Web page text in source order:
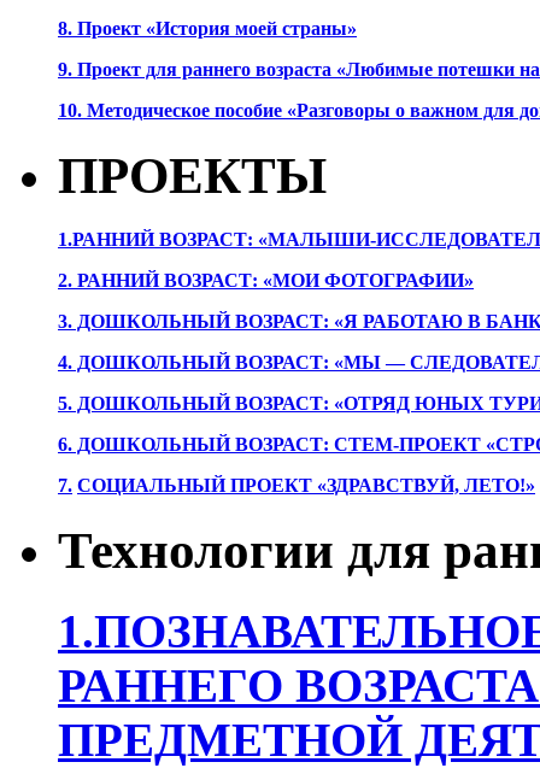
8. Проект «История моей страны»
9. Проект для раннего возраста «Любимые потешки
10. Методическое пособие «Разговоры о важном для
ПРОЕКТЫ
1.РАННИЙ ВОЗРАСТ: «МАЛЫШИ-
2. РАННИЙ ВОЗРАСТ: «МОИ ФОТОГРАФИИ»
3. ДОШКОЛЬНЫЙ ВОЗРАСТ: «Я РАБОТАЮ В
4. ДОШКОЛЬНЫЙ ВОЗРАСТ: «МЫ —
5. ДОШКОЛЬНЫЙ ВОЗРАСТ: «ОТРЯД ЮНЫХ
6. ДОШКОЛЬНЫЙ ВОЗРАСТ: СТЕМ-ПРОЕКТ
7. СОЦИАЛЬНЫЙ ПРОЕКТ «ЗДРАВСТВУЙ, ЛЕТО!»
Технологии для
РАННЕГО
ПРЕДМЕТНОЙ